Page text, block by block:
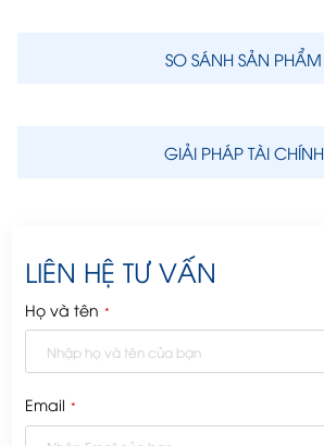
SO SÁNH SẢN PHẨM
GIẢI PHÁP TÀI CHÍNH
LIÊN HỆ TƯ VẤN
Họ và tên *
Email *